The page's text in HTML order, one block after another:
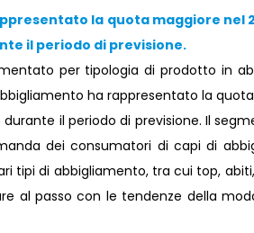
la quota maggiore nel
il periodo di previsione.
per tipologia di prodotto in
ha rappresentato la
il periodo di previsione. Il
dei consumatori di capi di
tipi di abbigliamento, tra cui top,
al passo con le tendenze della